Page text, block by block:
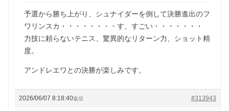
予選から勝ち上がり、シュナイダーを倒して決勝進出のフ
ワリンスカ・・・・・・・・す、すごい・・・・・・・
力技に頼らないテニス、驚異的なリターン力、ショット精
度。
アンドレエワとの決勝が楽しみです。
2026/06/07 8:18:40 #313943
返信